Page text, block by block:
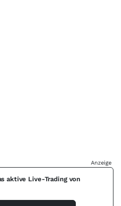
Anzeige
aktive Live-Trading von